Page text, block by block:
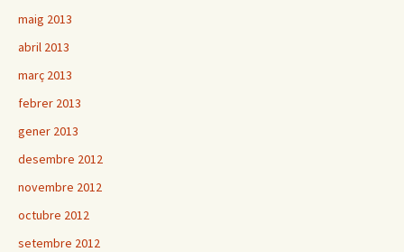
maig 2013
abril 2013
març 2013
febrer 2013
gener 2013
desembre 2012
novembre 2012
octubre 2012
setembre 2012